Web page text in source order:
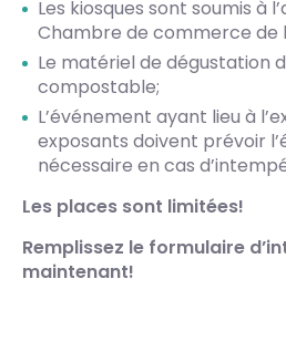
Les kiosques sont soumis à
Chambre de commerce de
Le matériel de dégustation
compostable;
L’événement ayant lieu à
exposants doivent prévoir
nécessaire en cas
Les places sont limitées!
Remplissez le formulaire
maintenant!